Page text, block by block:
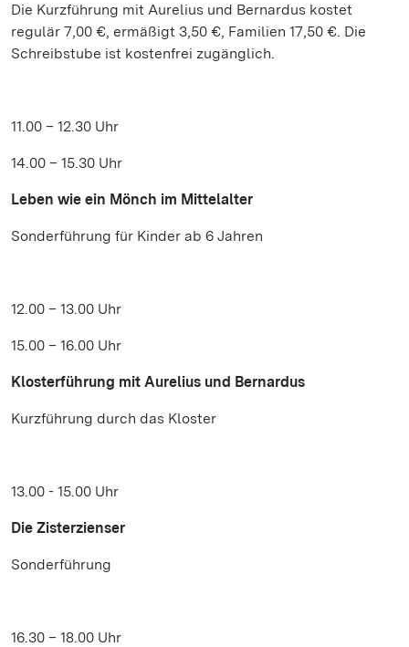
Die Kurzführung mit Aurelius und Bernardus kostet
regulär 7,00 €, ermäßigt 3,50 €, Familien 17,50 €. Die
Schreibstube ist kostenfrei zugänglich.
11.00 – 12.30 Uhr
14.00 – 15.30 Uhr
Leben wie ein Mönch im Mittelalter
Sonderführung für Kinder ab 6 Jahren
12.00 – 13.00 Uhr
15.00 – 16.00 Uhr
Klosterführung mit Aurelius und Bernardus
Kurzführung durch das Kloster
13.00 - 15.00 Uhr
Die Zisterzienser
Sonderführung
16.30 – 18.00 Uhr